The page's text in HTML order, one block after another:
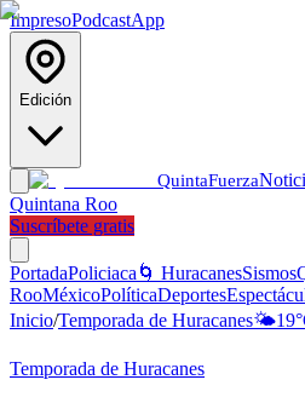
ImpresoPodcastApp
Edición
QuintaFuerza
Quintana Roo
Suscríbete gratis
PortadaPoliciaca 🌀 HuracanesSismos
RooMéxicoPolíticaDeportes
Inicio/Temporada de Huracanes🌤️19
Temporada de Huracanes